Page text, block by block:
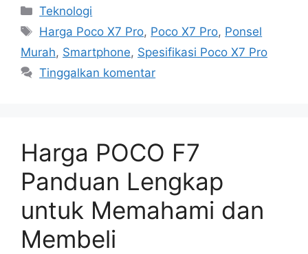
Kategori
Teknologi
Tag
Harga Poco X7 Pro, Poco X7 Pro, Ponsel
Murah, Smartphone, Spesifikasi Poco X7 Pro
Tinggalkan komentar
Harga POCO F7
Panduan Lengkap
untuk Memahami dan
Membeli